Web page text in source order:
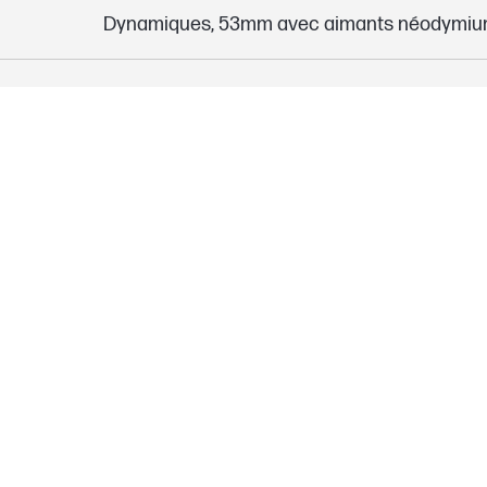
Dynamiques, 53mm avec aimants